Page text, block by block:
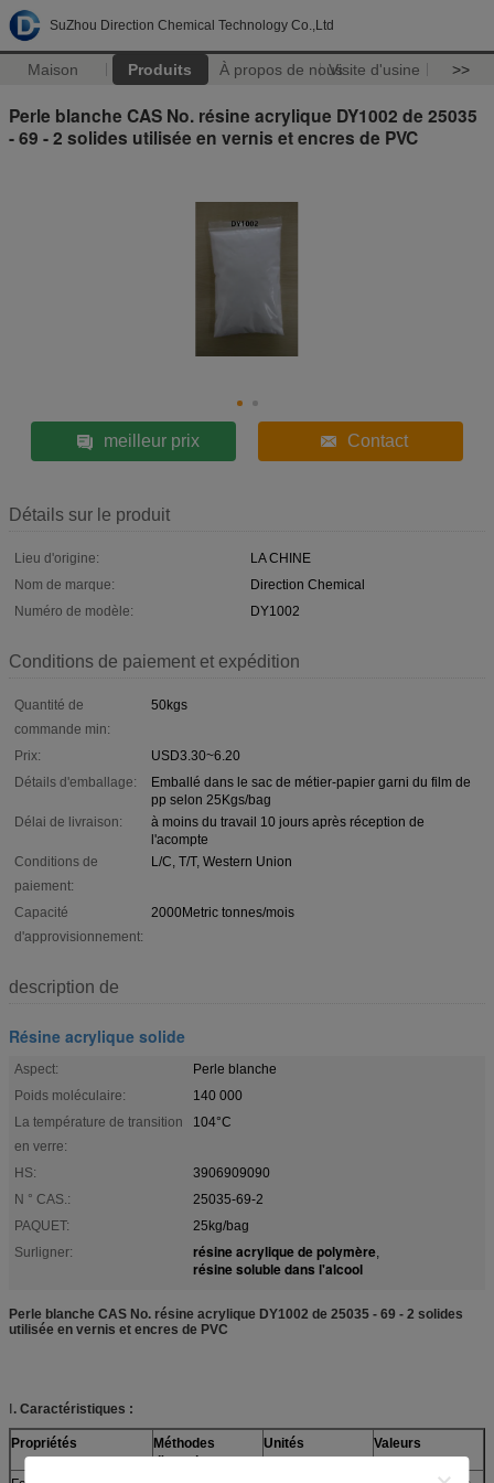
SuZhou Direction Chemical Technology Co.,Ltd
Maison Produits À propos de nousVisite d'usine >>
Perle blanche CAS No. résine acrylique DY1002 de 25035
- 69 - 2 solides utilisée en vernis et encres de PVC
meilleur prix Contact
Détails sur le produit
Lieu d'origine:
LA CHINE
Nom de marque:
Direction Chemical
Numéro de modèle:
DY1002
Conditions de paiement et expédition
Quantité de
commande min:
50kgs
Prix:
USD3.30~6.20
Détails d'emballage:
Emballé dans le sac de métier-papier garni du film de
pp selon 25Kgs/bag
Délai de livraison:
à moins du travail 10 jours après réception de
l'acompte
Conditions de
paiement:
L/C, T/T, Western Union
Capacité
d'approvisionnement:
2000Metric tonnes/mois
description de
Résine acrylique solide
Aspect:
Perle blanche
Poids moléculaire:
140 000
La température de transition
en verre:
104°C
HS:
3906909090
N ° CAS.:
25035-69-2
PAQUET:
25kg/bag
Surligner:
résine acrylique de polymère,
résine soluble dans l'alcool
Perle blanche CAS No. résine acrylique DY1002 de 25035 - 69 - 2 solides
utilisée en vernis et encres de PVC
Ⅰ. Caractéristiques :
Propriétés
Méthodes
d'essai
Unités Valeurs